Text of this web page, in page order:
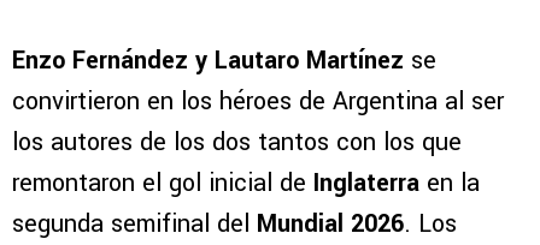
Enzo Fernández y Lautaro Martínez se
convirtieron en los héroes de Argentina al ser
los autores de los dos tantos con los que
remontaron el gol inicial de Inglaterra en la
segunda semifinal del Mundial 2026. Los